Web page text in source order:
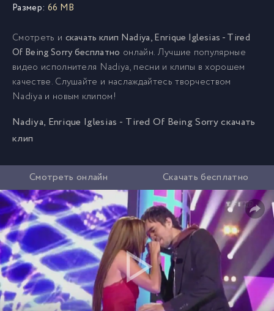
Размер: 66 MB
Смотреть и скачать клип Nadiya, Enrique Iglesias - Tired
Of Being Sorry бесплатно онлайн. Лучшие популярные
видео исполнителя Nadiya, песни и клипы в хорошем
качестве. Слушайте и наслаждайтесь творчеством
Nadiya и новым клипом!
Nadiya, Enrique Iglesias - Tired Of Being Sorry скачать
клип
Смотреть онлайн Скачать бесплатно